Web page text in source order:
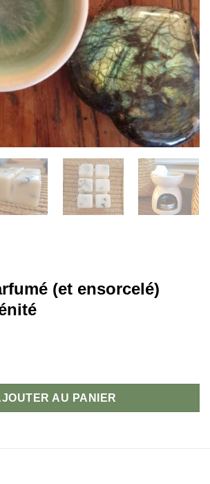
(et ensorcelé)
Parfumé (et ensorcelé) pour la Sérénité
AU PANIER